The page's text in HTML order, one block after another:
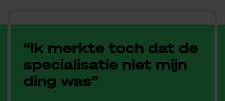
“Ik merkte toch dat de
specialisatie niet mijn
ding was”